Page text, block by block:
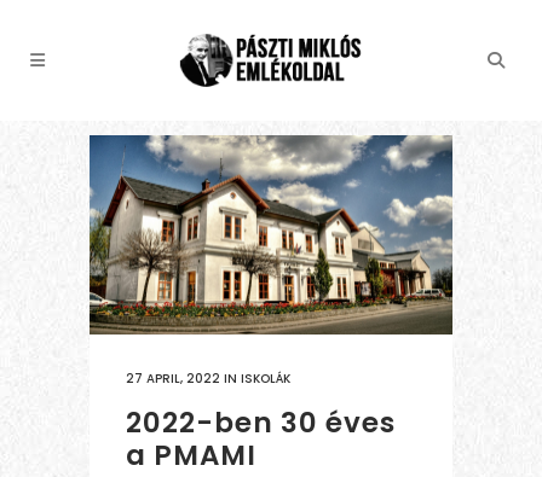
27 APRIL, 2022 IN ISKOLÁK
2022-ben 30 éves
a PMAMI